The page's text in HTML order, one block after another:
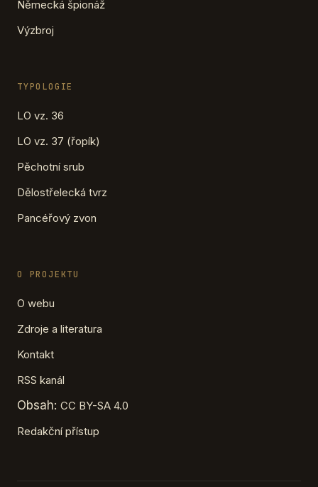
Německá špionáž
Výzbroj
TYPOLOGIE
LO vz. 36
LO vz. 37 (řopík)
Pěchotní srub
Dělostřelecká tvrz
Pancéřový zvon
O PROJEKTU
O webu
Zdroje a literatura
Kontakt
RSS kanál
Obsah: CC BY-SA 4.0
Redakční přístup